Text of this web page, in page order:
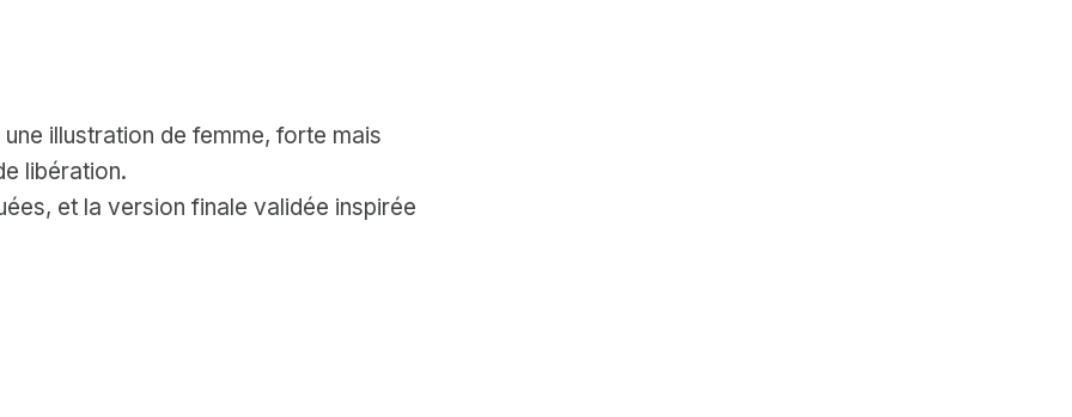
illustration de femme, forte mais
libération.
et la version finale validée inspirée